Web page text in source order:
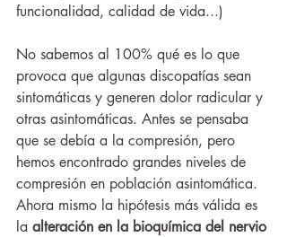
funcionalidad, calidad de vida...)
No sabemos al 100% qué es lo que
provoca que algunas discopatías sean
sintomáticas y generen dolor radicular y
otras asintomáticas. Antes se pensaba
que se debía a la compresión, pero
hemos encontrado grandes niveles de
compresión en población asintomática.
Ahora mismo la hipótesis más válida es
la alteración en la bioquímica del nervio